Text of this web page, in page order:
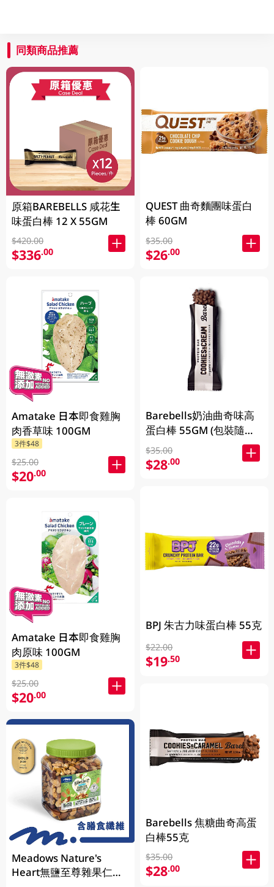
同類商品推薦
原箱BAREBELLS 咸花生
味蛋白棒 12 X 55GM
$420.00
$336.00
Amatake 日本即食雞胸
肉香草味 100GM
3件$48
$25.00
$20.00
Amatake 日本即食雞胸
肉原味 100GM
3件$48
$25.00
$20.00
Meadows Nature's
Heart無鹽至尊雜果仁
QUEST 曲奇麵團味蛋白
棒 60GM
$35.00
$26.00
Barebells奶油曲奇味高
蛋白棒 55GM (包裝隨機
發放)
$35.00
$28.00
BPJ 朱古力味蛋白棒 55克
$22.00
$19.50
Barebells 焦糖曲奇高蛋
白棒55克
$35.00
$28.00